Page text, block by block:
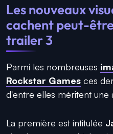
Les nouveaux
cachent peut-
trailer 3
Parmi les nombreuses
Rockstar Games ces
d'entre elles méritent une
La première est intitulée